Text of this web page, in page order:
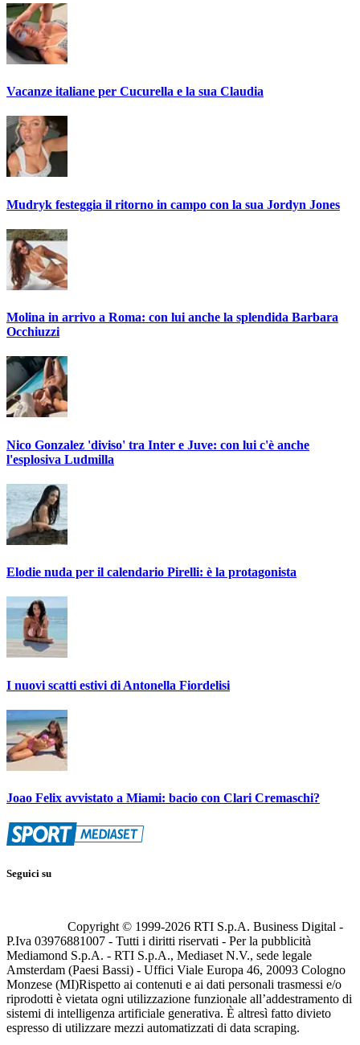
Vacanze italiane per Cucurella e la sua Claudia
Mudryk festeggia il ritorno in campo con la sua Jordyn Jones
Molina in arrivo a Roma: con lui anche la splendida Barbara
Occhiuzzi
Nico Gonzalez 'diviso' tra Inter e Juve: con lui c'è anche
l'esplosiva Ludmilla
Elodie nuda per il calendario Pirelli: è la protagonista
I nuovi scatti estivi di Antonella Fiordelisi
Joao Felix avvistato a Miami: bacio con Clari Cremaschi?
Seguici su
Copyright © 1999-2026 RTI S.p.A. Business Digital -
P.Iva 03976881007 - Tutti i diritti riservati - Per la pubblicità
Mediamond S.p.A. - RTI S.p.A., Mediaset N.V., sede legale
Amsterdam (Paesi Bassi) - Uffici Viale Europa 46, 20093 Cologno
Monzese (MI)Rispetto ai contenuti e ai dati personali trasmessi e/o
riprodotti è vietata ogni utilizzazione funzionale all’addestramento di
sistemi di intelligenza artificiale generativa. È altresì fatto divieto
espresso di utilizzare mezzi automatizzati di data scraping.